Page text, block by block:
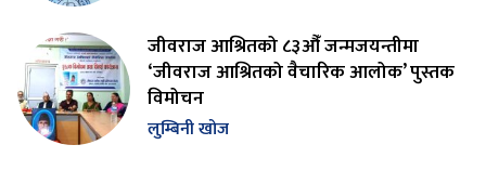
जीवराज आश्रितको ८३औँ जन्मजयन्तीमा
‘जीवराज आश्रितको वैचारिक आलोक’ पुस्तक
विमोचन
लुम्बिनी खोज